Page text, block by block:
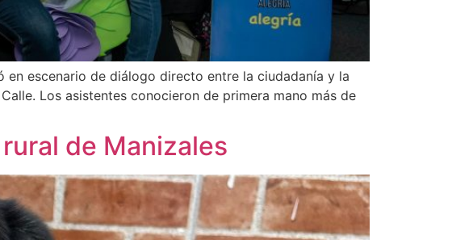
escenario de diálogo directo entre la ciudadanía y la
Los asistentes conocieron de primera mano más de
de Manizales